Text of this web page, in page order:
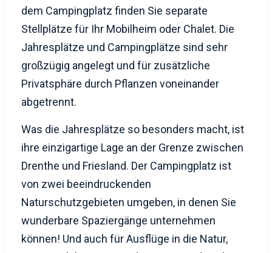
Jahresplätze und Campingplätze sind sehr
großzügig angelegt und für zusätzliche
Privatsphäre durch Pflanzen voneinander
abgetrennt.
Was die Jahresplätze so besonders macht, ist
ihre einzigartige Lage an der Grenze zwischen
Drenthe und Friesland. Der Campingplatz ist
von zwei beeindruckenden
Naturschutzgebieten umgeben, in denen Sie
wunderbare Spaziergänge unternehmen
können! Und auch für Ausflüge in die Natur,
Mountainbiketouren und Ausritte sind Sie bei
uns genau richtig. Nicht nur der Nationalpark